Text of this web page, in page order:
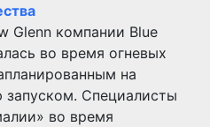
Glenn компании Blue
во время огневых
на
Специалисты
во время